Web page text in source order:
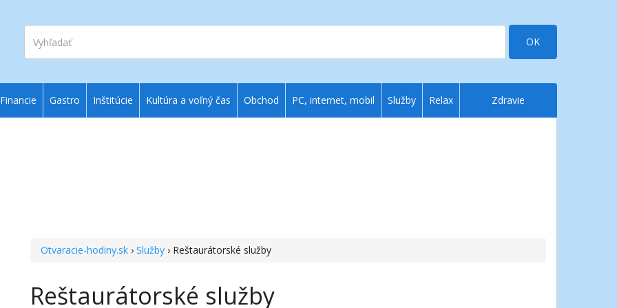
Vyhľadať
OK
Otvaracie-hodiny.sk ›Služby › Reštaurátorské služby
Reštaurátorské služby
Financie Gastro Inštitúcie Kultúra a voľný čas Obchod PC, internet, mobil Služby Relax Zdravie